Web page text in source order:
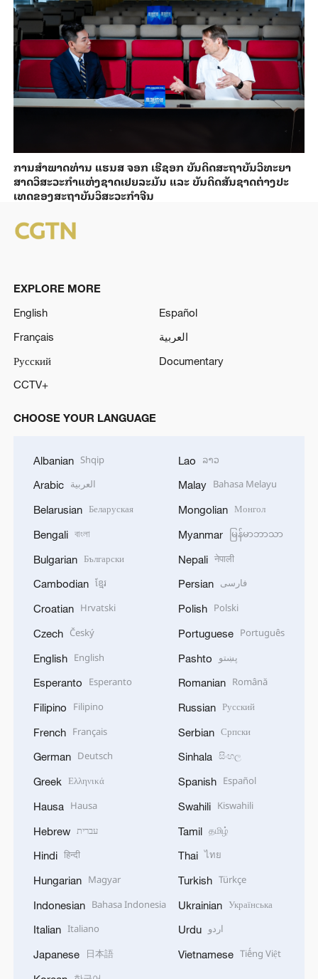
ການ​ສຳ​ພາດ​ທ່ານ ແຮນ​ສ ຈອກ ເຮີ​ຊອກ ​ບັນ​ດິດ​ສະ​ຖາ​ບັນວິ​ທະ​ຍາ​
ສາດວິ​ສະ​ວະ​ກຳ​ແຫ່ງ​ຊາດ​ເຢຍ​ລະ​ມັນ ແລະ ບັນ​ດິດ​ສັນ​ຊາດ​ຕ່າງ​ປະ​
ເທດ​ຂອງສະ​ຖາ​ບັນ​ວິ​ສະ​ວະ​ກຳ​ຈີນ
EXPLORE MORE
English
Español
Français
العربية
Русский
Documentary
CCTV+
CHOOSE YOUR LANGUAGE
Albanian Shqip
Arabic العربية
Belarusian Беларуская
Bengali বাংলা
Bulgarian Български
Cambodian ខ្មែរ
Croatian Hrvatski
Czech Český
English English
Esperanto Esperanto
Filipino Filipino
French Français
German Deutsch
Greek Ελληνικά
Hausa Hausa
Hebrew עברית
Hindi हिन्दी
Hungarian Magyar
Indonesian Bahasa Indonesia
Italian Italiano
Japanese 日本語
Lao ລາວ
Malay Bahasa Melayu
Mongolian Монгол
Myanmar မြန်မာဘာသာ
Nepali नेपाली
Persian فارسی
Polish Polski
Portuguese Português
Pashto پښتو
Romanian Română
Russian Русский
Serbian Српски
Sinhala සිංහල
Spanish Español
Swahili Kiswahili
Tamil தமிழ்
Thai ไทย
Turkish Türkçe
Ukrainian Українська
Urdu اردو
Vietnamese Tiếng Việt